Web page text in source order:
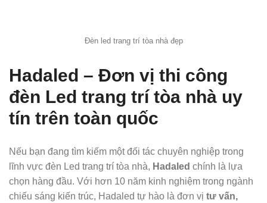
Đèn led trang trí tòa nhà đẹp
Hadaled – Đơn vị thi công
đèn Led trang trí tòa nhà uy
tín trên toàn quốc
Nếu bạn đang tìm kiếm một đối tác chuyên nghiệp trong
lĩnh vực đèn Led trang trí tòa nhà, Hadaled chính là lựa
chọn hàng đầu. Với hơn 10 năm kinh nghiệm trong ngành
chiếu sáng kiến trúc, Hadaled tự hào là đơn vị tư vấn,